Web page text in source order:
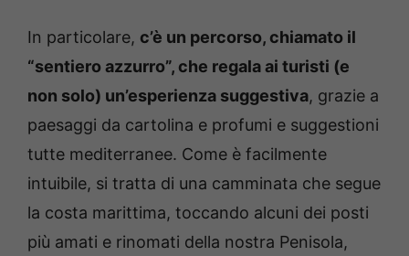
In particolare, c’è un percorso, chiamato il
“sentiero azzurro”, che regala ai turisti (e
non solo) un’esperienza suggestiva, grazie a
paesaggi da cartolina e profumi e suggestioni
tutte mediterranee. Come è facilmente
intuibile, si tratta di una camminata che segue
la costa marittima, toccando alcuni dei posti
più amati e rinomati della nostra Penisola,